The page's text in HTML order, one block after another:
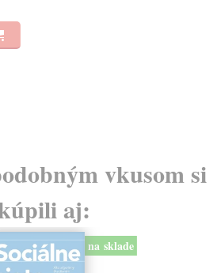
vkusom si
aj:
na sklade